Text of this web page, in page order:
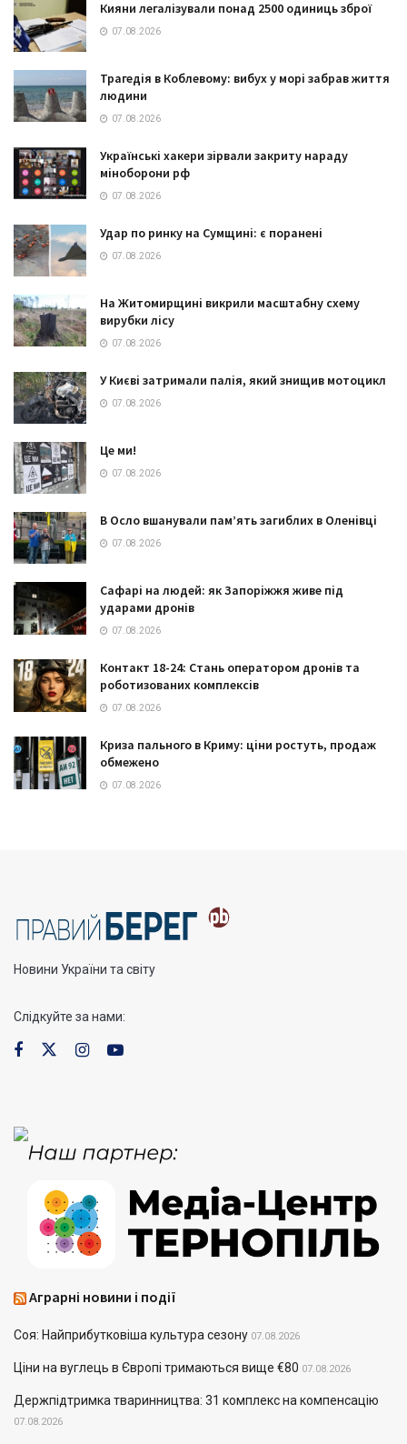
Кияни легалізували понад 2500 одиниць зброї
07.08.2026
Трагедія в Коблевому: вибух у морі забрав життя
людини
07.08.2026
Українські хакери зірвали закриту нараду
міноборони рф
07.08.2026
Удар по ринку на Сумщині: є поранені
07.08.2026
На Житомирщині викрили масштабну схему
вирубки лісу
07.08.2026
У Києві затримали палія, який знищив мотоцикл
07.08.2026
Це ми!
07.08.2026
В Осло вшанували пам’ять загиблих в Оленівці
07.08.2026
Сафарі на людей: як Запоріжжя живе під
ударами дронів
07.08.2026
Контакт 18-24: Стань оператором дронів та
роботизованих комплексів
07.08.2026
Криза пального в Криму: ціни ростуть, продаж
обмежено
07.08.2026
Новини України та світу
Слідкуйте за нами:
Аграрні новини і події
Соя: Найприбутковіша культура сезону 07.08.2026
Ціни на вуглець в Європі тримаються вище €80 07.08.2026
Держпідтримка тваринництва: 31 комплекс на компенсацію
07.08.2026